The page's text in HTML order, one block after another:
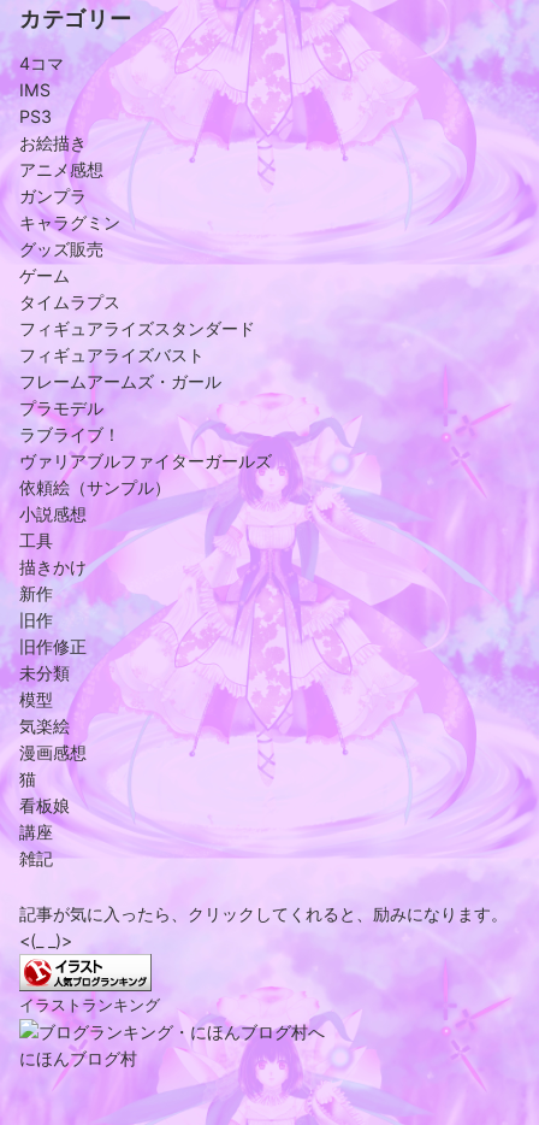
カテゴリー
4コマ
IMS
PS3
お絵描き
アニメ感想
ガンプラ
キャラグミン
グッズ販売
ゲーム
タイムラプス
フィギュアライズスタンダード
フィギュアライズバスト
フレームアームズ・ガール
プラモデル
ラブライブ！
ヴァリアブルファイターガールズ
依頼絵（サンプル）
小説感想
工具
描きかけ
新作
旧作
旧作修正
未分類
模型
気楽絵
漫画感想
猫
看板娘
講座
雑記
記事が気に入ったら、クリックしてくれると、励みになります。
<(_ _)>
イラストランキング
にほんブログ村